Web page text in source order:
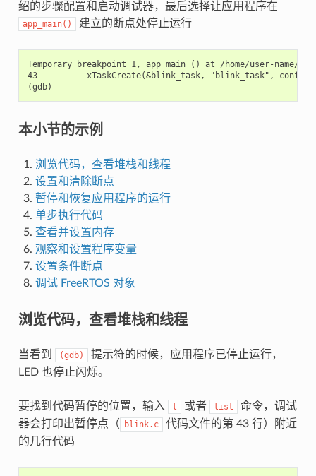
绍的步骤配置和启动调试器，最后选择让应用程序在
app_main() 建立的断点处停止运行
Temporary breakpoint 1, app_main () at /home/user-name/
43          xTaskCreate(&blink_task, "blink_task",
本小节的示例
浏览代码，查看堆栈和线程
设置和清除断点
暂停和恢复应用程序的运行
单步执行代码
查看并设置内存
观察和设置程序变量
设置条件断点
调试 FreeRTOS 对象
浏览代码，查看堆栈和线程
当看到 (gdb)
提示符的时候，应用程序已停止运行，
LED 也停止闪烁。
要找到代码暂停的位置，输入 l 或者 list
命令，调试
器会打印出暂停点（
blink.c
代码文件的第 43 行）附近
的几行代码